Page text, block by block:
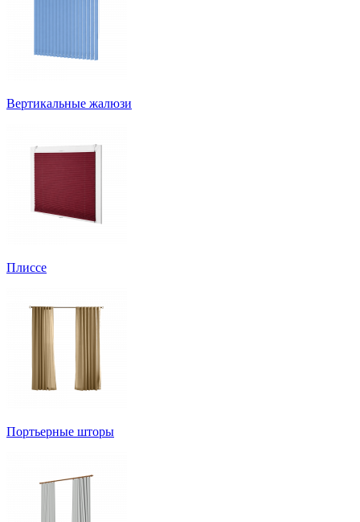
Вертикальные жалюзи
Плиссе
Портьерные шторы